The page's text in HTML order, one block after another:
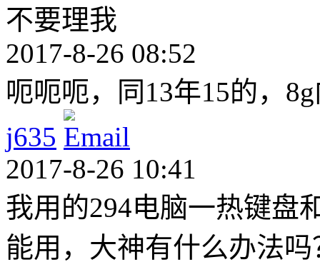
不要理我
2017-8-26 08:52
呃呃呃，同13年15的，
j635
2017-8-26 10:41
我用的294电脑一热键盘
能用，大神有什么办法吗